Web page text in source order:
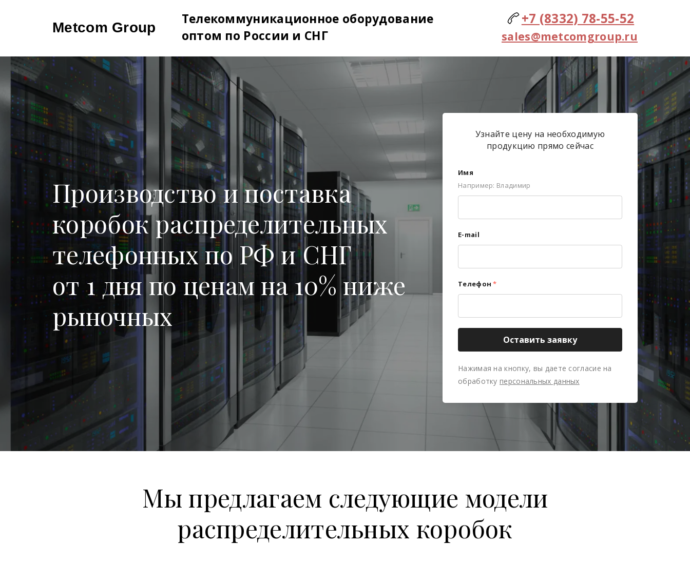
Metcom Group
Телекоммуникационное оборудование
оптом по России и СНГ
+7 (8332) 78-55-52
sales@metcomgroup.ru
Производство и поставка
коробок распределительных
телефонных по РФ и СНГ
от 1 дня по ценам на 10% ниже
рыночных
Узнайте цену на необходимую
продукцию прямо сейчас
Имя
Например: Владимир
E-mail
Телефон *
Оставить заявку
Нажимая на кнопку, вы даете согласие на
обработку персональных данных
Мы предлагаем следующие модели
распределительных коробок